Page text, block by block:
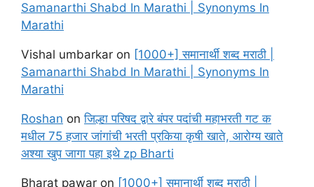
Samanarthi Shabd In Marathi | Synonyms In
Marathi
Vishal umbarkar on [1000+] समानार्थी शब्द मराठी |
Samanarthi Shabd In Marathi | Synonyms In
Marathi
Roshan onजिल्हा परिषद द्वारे बंपर पदांची महाभरती गट क
मधील 75 हजार जांगांची भरती प्रकिया कृषी खाते, आरोग्य खाते
अश्या खुप जागा पहा इथे zp Bharti
Bharat pawar on [1000+] समानार्थी शब्द मराठी |